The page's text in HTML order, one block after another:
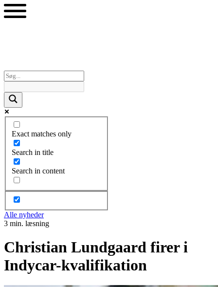
Videre
til
Exact matches only
Search in title
Search in content
Alle nyheder
3 min. læsning
Christian Lundgaard firer i
Indycar-kvalifikation